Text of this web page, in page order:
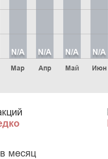
Мар
N/A
Апр
N/A
Май
N/A
Июн
N/A
месяц